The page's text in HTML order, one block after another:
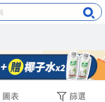
圖表 篩選